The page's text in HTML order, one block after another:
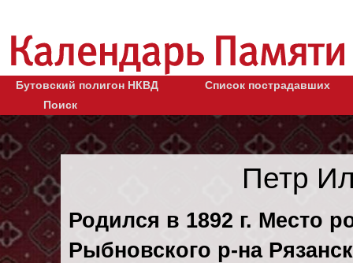
Бутовский полигон НКВД
Список пострадавших
Поиск
Петр
Родился в 1892 г. Место
Рыбновского р-на